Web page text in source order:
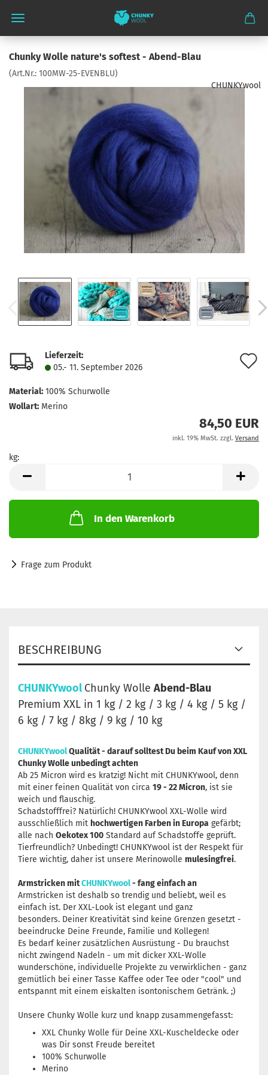
Chunky Wolle nature's softest - Abend-Blau
(Art.Nr.: 100MW-25-EVENBLU)
CHUNKYwool
Lieferzeit:
05.- 11. September 2026
Material: 100% Schurwolle
Wollart: Merino
84,50 EUR
inkl. 19% MwSt. zzgl. Versand
kg:
In den Warenkorb
Frage zum Produkt
BESCHREIBUNG
CHUNKYwoolChunky Wolle Abend-Blau
Premium XXL in 1 kg / 2 kg / 3 kg / 4 kg / 5 kg /
6 kg / 7 kg / 8kg / 9 kg / 10 kg
CHUNKYwoolQualität - darauf solltest Du beim Kauf von XXL
Chunky Wolle unbedingt achten
Ab 25 Micron wird es kratzig! Nicht mit CHUNKYwool, denn
mit einer feinen Qualität von circa 19 - 22 Micron, ist sie
weich und flauschig.
Schadstofffrei? Natürlich! CHUNKYwool XXL-Wolle wird
ausschließlich mit hochwertigen Farben in Europa gefärbt;
alle nach Oekotex 100 Standard auf Schadstoffe geprüft.
Tierfreundlich? Unbedingt! CHUNKYwool ist der Respekt für
Tiere wichtig, daher ist unsere Merinowolle mulesingfrei.
Armstricken mitCHUNKYwool- fang einfach an
Armstricken ist deshalb so trendig und beliebt, weil es
einfach ist. Der XXL-Look ist elegant und ganz
besonders. Deiner Kreativität sind keine Grenzen gesetzt -
beeindrucke Deine Freunde, Familie und Kollegen!
Es bedarf keiner zusätzlichen Ausrüstung - Du brauchst
nicht zwingend Nadeln - um mit dicker XXL-Wolle
wunderschöne, individuelle Projekte zu verwirklichen - ganz
gemütlich bei einer Tasse Kaffee oder Tee oder "cool" und
entspannt mit einem eiskalten isontonischem Getränk. ;)
Unsere Chunky Wolle kurz und knapp zusammengefasst:
XXL Chunky Wolle für Deine XXL-Kuscheldecke oder
was Dir sonst Freude bereitet
100% Schurwolle
Merino